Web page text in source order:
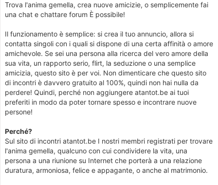
Trova l'anima gemella, crea nuove amicizie, o semplicemente fai
una chat e chattare forum È possibile!
Il funzionamento è semplice: si crea il tuo annuncio, allora si
contatta singoli con i quali si dispone di una certa affinità o amore
amichevole. Se sei una persona alla ricerca del vero amore della
sua vita, un rapporto serio, flirt, la seduzione o una semplice
amicizia, questo sito è per voi. Non dimenticare che questo sito
di incontri è davvero gratuito al 100%, quindi non hai nulla da
perdere! Quindi, perché non aggiungere atantot.be ai tuoi
preferiti in modo da poter tornare spesso e incontrare nuove
persone!
Perché?
Sul sito di incontri atantot.be I nostri membri registrati per trovare
l'anima gemella, qualcuno con cui condividere la vita, una
persona a una riunione su Internet che porterà a una relazione
duratura, armoniosa, felice e appagante, o anche al matrimonio.